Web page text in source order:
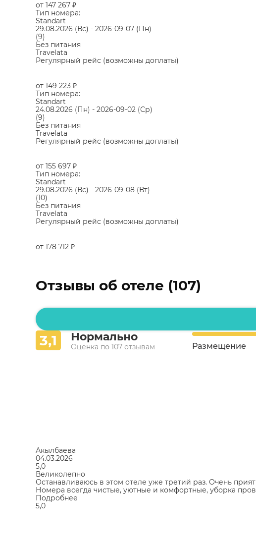
от 147 267 ₽
Тип номера:
Standart
29.08.2026 (Вс) - 2026-09-07 (Пн)
(9)
Без питания
Travelata
Регулярный рейс (возможны доплаты)
от 149 223 ₽
Тип номера:
Standart
24.08.2026 (Пн) - 2026-09-02 (Ср)
(9)
Без питания
Travelata
Регулярный рейс (возможны доплаты)
от 155 697 ₽
Тип номера:
Standart
29.08.2026 (Вс) - 2026-09-08 (Вт)
(10)
Без питания
Travelata
Регулярный рейс (возможны доплаты)
от 178 712 ₽
Отзывы об отеле (107)
3,1 Нормально
Оценка по 107 отзывам Размещение
Акылбаева
04.03.2026
5,0
Великолепно
Останавливаюсь в этом отеле уже третий раз. Очень
Номера всегда чистые, уютные и комфортные, уборка
Подробнее
5,0